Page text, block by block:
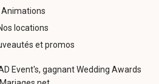
Animations
locations
et promos